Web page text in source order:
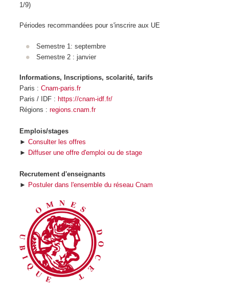
1/9)
Périodes recommandées pour s'inscrire aux UE
Semestre 1: septembre
Semestre 2 : janvier
Informations, Inscriptions, scolarité, tarifs
Paris : Cnam-paris.fr
Paris / IDF : https://cnam-idf.fr/
Régions : regions.cnam.fr
Emplois/stages
► Consulter les offres
► Diffuser une offre d'emploi ou de stage
Recrutement d'enseignants
► Postuler dans l'ensemble du réseau Cnam